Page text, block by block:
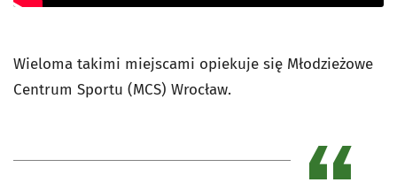
Wieloma takimi miejscami opiekuje się Młodzieżowe
Centrum Sportu (MCS) Wrocław.